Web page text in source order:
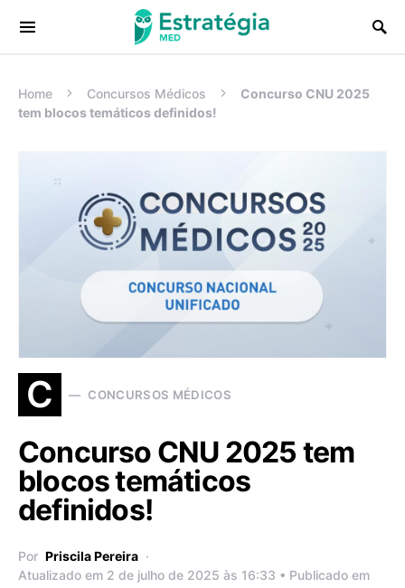
Procurar:
Home Concursos Médicos
Concurso CNU 2025
tem blocos temáticos definidos!
C CONCURSOS MÉDICOS
Concurso CNU 2025 tem
blocos temáticos
definidos!
Por Priscila Pereira
Atualizado em 2 de julho de 2025 às 16:33 • Publicado em